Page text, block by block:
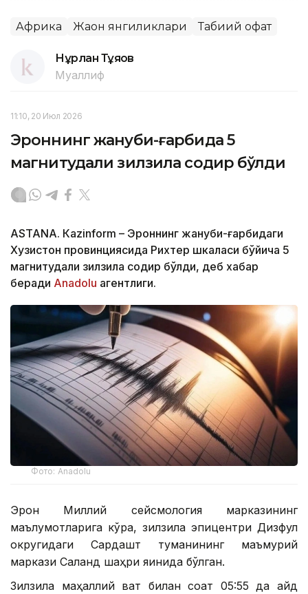
Африка Жаҳон янгиликлари Табиий офат
Нұрлан Тұяқов
Муаллиф
11:10, 20 Июл 2026
Эроннинг жануби-ғарбида 5
магнитудали зилзила содир бўлди
ASTANА. Кazinform – Эроннинг жануби-ғарбидаги
Хузистон провинциясида Рихтер шкаласи бўйича 5
магнитудали зилзила содир бўлди, деб хабар
беради Аnadolu агентлиги.
Фото: Аnadolu
Эрон Миллий сейсмология марказининг
маълумотларига кўра, зилзила эпицентри Дизфул
округидаги Сардашт туманининг маъмурий
маркази Саланд шаҳри яқинида бўлган.
Зилзила маҳаллий вақт билан соат 05:55 да қайд